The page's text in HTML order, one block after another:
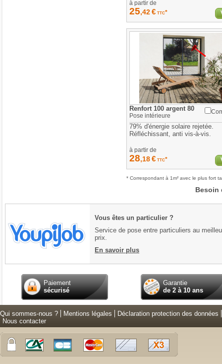
à partir de
25,42€ TTC*
Renfort 100 argent 80
Pose intérieure
79% d'énergie solaire rejetée.
Réfléchissant, anti vis-à-vis.
à partir de
28,18€ TTC*
* Correspondant à 1m² avec le plus fort
Besoin
Vous êtes un particulier ?
Service de pose entre particuliers au
prix.
En savoir plus
Paiement
sécurisé
Garantie
de 2 à 10 ans
Qui sommes-nous ? Mentions légales
Déclaration protection des données
Nous contacter